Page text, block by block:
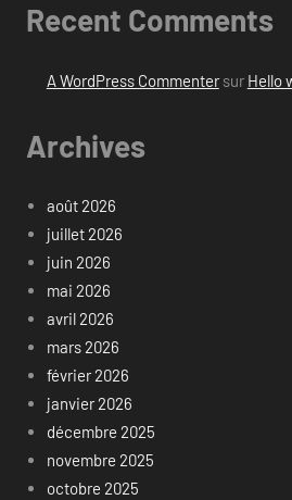
Recent Comments
A WordPress Commentersur Hello
Archives
août 2026
juillet 2026
juin 2026
mai 2026
avril 2026
mars 2026
février 2026
janvier 2026
décembre 2025
novembre 2025
octobre 2025